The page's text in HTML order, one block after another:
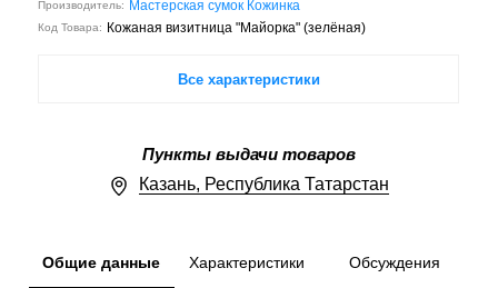
Производитель: Мастерская сумок Кожинка
Код Товара: Кожаная визитница "Майорка" (зелёная)
Все характеристики
Пункты выдачи товаров
Казань, Республика Татарстан
Общие данные Характеристики Обсуждения